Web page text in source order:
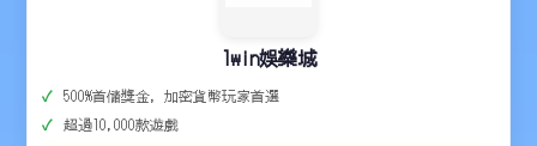
1win娛樂城
500%首儲獎金，加密貨幣玩家首選
超過10,000款遊戲